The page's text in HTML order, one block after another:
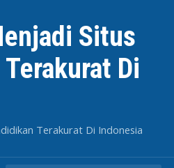
Situs
Di
Terakurat Di Indonesia